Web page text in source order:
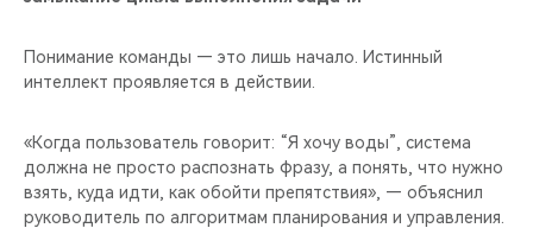
Понимание команды — это лишь начало. Истинный
интеллект проявляется в действии.
«Когда пользователь говорит: “Я хочу воды”, система
должна не просто распознать фразу, а понять, что нужно
взять, куда идти, как обойти препятствия», — объяснил
руководитель по алгоритмам планирования и управления.